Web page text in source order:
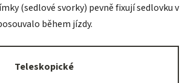
(sedlové svorky) pevně fixují sedlovku v
během jízdy.
Teleskopické